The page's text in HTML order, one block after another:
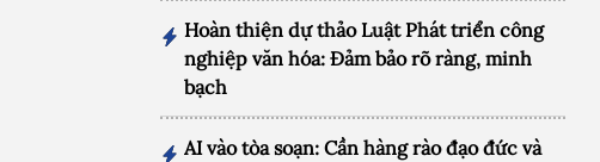
Hoàn thiện dự thảo Luật Phát triển công
nghiệp văn hóa: Đảm bảo rõ ràng, minh
bạch
AI vào tòa soạn: Cần hàng rào đạo đức và